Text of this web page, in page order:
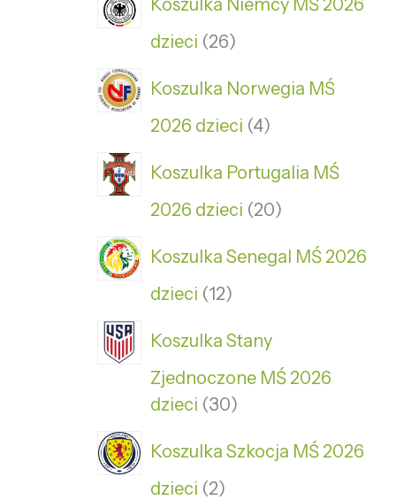
Koszulka Niemcy MŚ 2026
dzieci 26
Koszulka Norwegia MŚ
2026 dzieci 4
Koszulka Portugalia MŚ
2026 dzieci 20
Koszulka Senegal MŚ 2026
dzieci 12
Koszulka Stany
Zjednoczone MŚ 2026
dzieci 30
Koszulka Szkocja MŚ 2026
dzieci 2